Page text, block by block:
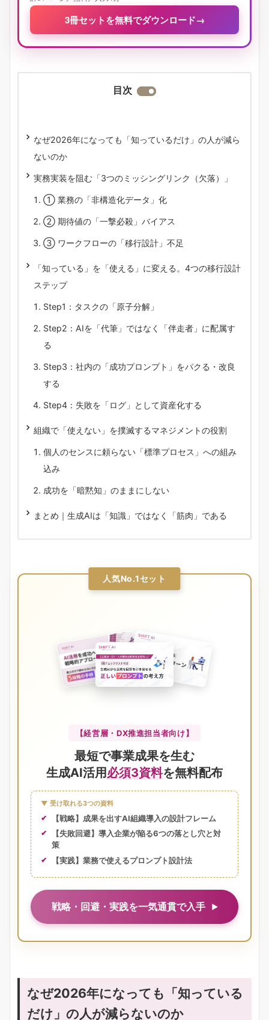
3冊セットを無料でダウンロード→
目次
なぜ2026年になっても「知っているだけ」の人が減ら
ないのか
実務実装を阻む「3つのミッシングリンク（欠落）」
① 業務の「非構造化データ」化
② 期待値の「一撃必殺」バイアス
③ ワークフローの「移行設計」不足
「知っている」を「使える」に変える。4つの移行設計
ステップ
Step1：タスクの「原子分解」
Step2：AIを「代筆」ではなく「伴走者」に配属す
る
Step3：社内の「成功プロンプト」をパクる・改良
する
Step4：失敗を「ログ」として資産化する
組織で「使えない」を撲滅するマネジメントの役割
個人のセンスに頼らない「標準プロセス」への組み
込み
成功を「暗黙知」のままにしない
まとめ｜生成AIは「知識」ではなく「筋肉」である
人気No.1セット
【経営層・DX推進担当者向け】
最短で事業成果を生む
生成AI活用必須3資料を無料配布
▼ 受け取れる3つの資料
【戦略】成果を出すAI組織導入の設計フレーム
【失敗回避】導入企業が陥る6つの落とし穴と対
策
【実践】業務で使えるプロンプト設計法
戦略・回避・実践を一気通貫で入手
なぜ2026年になっても「知っている
だけ」の人が減らないのか